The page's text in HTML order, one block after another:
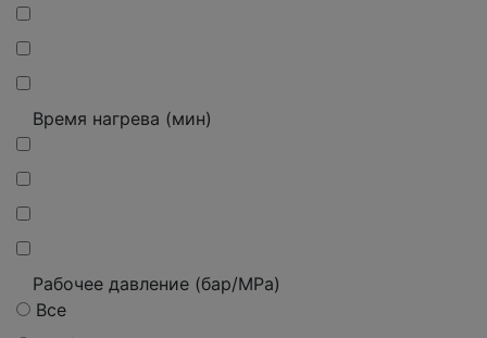
Время нагрева (мин)
Рабочее давление (бар/MPa)
Все